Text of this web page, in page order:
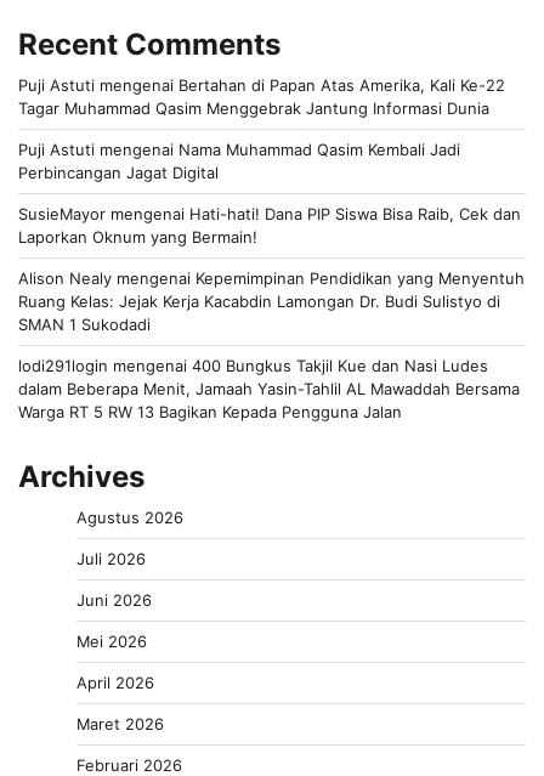
Recent Comments
Puji Astuti mengenai Bertahan di Papan Atas Amerika, Kali Ke-22
Tagar Muhammad Qasim Menggebrak Jantung Informasi Dunia
Puji Astuti mengenai Nama Muhammad Qasim Kembali Jadi
Perbincangan Jagat Digital
SusieMayor mengenai Hati-hati! Dana PIP Siswa Bisa Raib, Cek dan
Laporkan Oknum yang Bermain!
Alison Nealy mengenai Kepemimpinan Pendidikan yang Menyentuh
Ruang Kelas: Jejak Kerja Kacabdin Lamongan Dr. Budi Sulistyo di
SMAN 1 Sukodadi
lodi291login mengenai 400 Bungkus Takjil Kue dan Nasi Ludes
dalam Beberapa Menit, Jamaah Yasin-Tahlil AL Mawaddah Bersama
Warga RT 5 RW 13 Bagikan Kepada Pengguna Jalan
Archives
Agustus 2026
Juli 2026
Juni 2026
Mei 2026
April 2026
Maret 2026
Februari 2026